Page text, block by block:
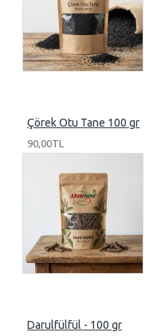
Çörek Otu Tane 100 gr
90,00TL
Darulfülfül - 100 gr